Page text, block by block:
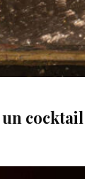
un cocktail